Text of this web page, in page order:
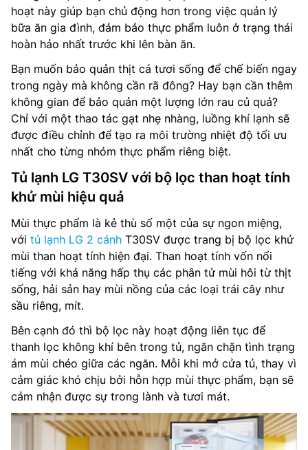
hoạt này giúp bạn chủ động hơn trong việc quản lý
bữa ăn gia đình, đảm bảo thực phẩm luôn ở trạng thái
hoàn hảo nhất trước khi lên bàn ăn.
Bạn muốn bảo quản thịt cá tươi sống để chế biến ngay
trong ngày mà không cần rã đông? Hay bạn cần thêm
không gian để bảo quản một lượng lớn rau củ quả?
Chỉ với một thao tác gạt nhẹ nhàng, luồng khí lạnh sẽ
được điều chỉnh để tạo ra môi trường nhiệt độ tối ưu
nhất cho từng nhóm thực phẩm riêng biệt.
Tủ lạnh LG T30SV với bộ lọc than hoạt tính
khử mùi hiệu quả
Mùi thực phẩm là kẻ thù số một của sự ngon miệng,
với tủ lạnh LG 2 cánh T30SV được trang bị bộ lọc khử
mùi than hoạt tính hiện đại. Than hoạt tính vốn nổi
tiếng với khả năng hấp thụ các phân tử mùi hôi từ thịt
sống, hải sản hay mùi nồng của các loại trái cây như
sầu riêng, mít.
Bên cạnh đó thì bộ lọc này hoạt động liên tục để
thanh lọc không khí bên trong tủ, ngăn chặn tình trạng
ám mùi chéo giữa các ngăn. Mỗi khi mở cửa tủ, thay vì
cảm giác khó chịu bởi hỗn hợp mùi thực phẩm, bạn sẽ
cảm nhận được sự trong lành và tươi mát.